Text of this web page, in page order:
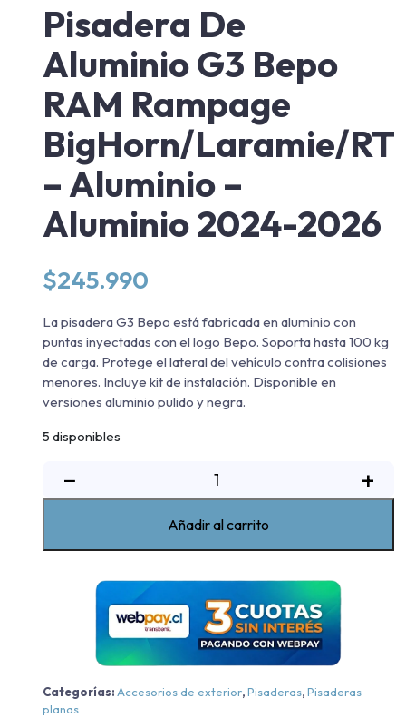
Pisadera De
Aluminio G3 Bepo
RAM Rampage
BigHorn/Laramie/RT
– Aluminio –
Aluminio 2024-2026
$245.990
La pisadera G3 Bepo está fabricada en aluminio con
puntas inyectadas con el logo Bepo. Soporta hasta 100 kg
de carga. Protege el lateral del vehículo contra colisiones
menores. Incluye kit de instalación. Disponible en
versiones aluminio pulido y negra.
5 disponibles
−
De
RAM
Rampage
BigHorn/Laramie/RT
Aluminio
-
+
Añadir al carrito
Categorías: Accesorios de exterior,Pisaderas,Pisaderas
planas